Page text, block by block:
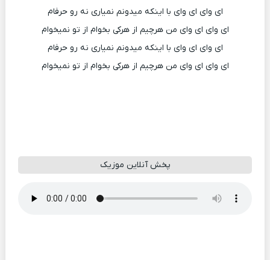
ای وای ای وای با اینکه میدونم نمیاری نه رو حرفام
ای وای ای وای من هرچیم از هرکی بخوام از تو نمیخوام
ای وای ای وای با اینکه میدونم نمیاری نه رو حرفام
ای وای ای وای من هرچیم از هرکی بخوام از تو نمیخوام
پخش آنلاین موزیک